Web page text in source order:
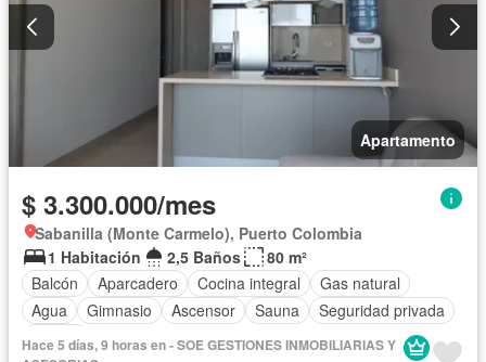
Apartamento
$ 3.300.000/mes
Sabanilla (Monte Carmelo), Puerto Colombia
1 Habitación
2,5 Baños
80 m²
Balcón
Aparcadero Cocina integral
Gas natural
Agua
Gimnasio Ascensor Sauna
Seguridad privada
Piscina
Hace 5 días, 9 horas en - SOE GESTIONES INMOBILIARIAS Y